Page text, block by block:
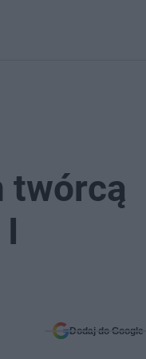
twórcą
Dodaj do Google